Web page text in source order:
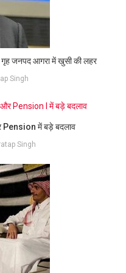
जनपद आगरा में खुसी की लहर
Singh
Pension में बड़े बदलाव
Singh